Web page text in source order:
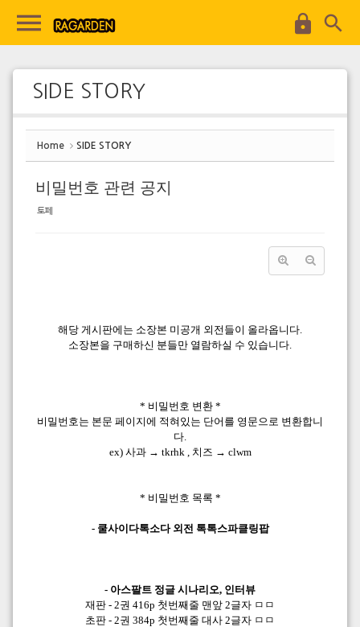
SIDE STORY
Home SIDE STORY
비밀번호 관련 공지
토페
해당 게시판에는 소장본 미공개 외전들이 올라옵니다.
소장본을 구매하신 분들만 열람하실 수 있습니다.
* 비밀번호 변환 *
비밀번호는 본문 페이지에 적혀있는 단어를 영문으로 변환합니
다.
ex) 사과 → tkrhk , 치즈 → clwm
* 비밀번호 목록 *
- 쿨사이다톡소다 외전 톡톡스파클링팝
- 아스팔트 정글 시나리오, 인터뷰
재판 - 2권 416p 첫번째줄 맨앞 2글자 ㅁㅁ
초판 - 2권 384p 첫번째줄 대사 2글자 ㅁㅁ